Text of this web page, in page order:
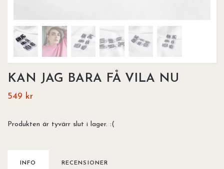
KAN JAG BARA FÅ VILA NU
549 kr
Produkten är tyvärr slut i lager. :(
INFO RECENSIONER